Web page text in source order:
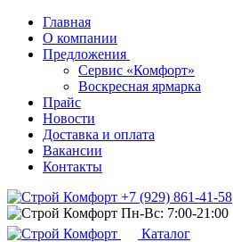
Главная
О компании
Предложения
Сервис «Комфорт»
Воскресная ярмарка
Прайс
Новости
Доставка и оплата
Вакансии
Контакты
+7 (929) 861-41-58
Пн-Вс: 7:00-21:00
Каталог